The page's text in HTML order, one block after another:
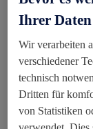
Auch im Urlaub
Wählen Sie das
Stadt oder
Urlaubsortes zu
Ihrer Daten
Wir verarbeiten
verschiedener
technisch
Dritten für
von Statistiken